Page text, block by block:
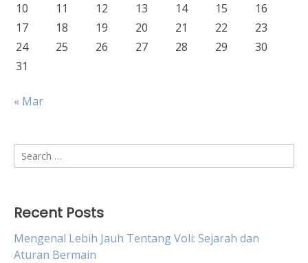
10
11 12 13 14 15
16
17
18 19 20 21 22
23
24
25 26 27 28 29
30
31
« Mar
Search
for:
Recent Posts
Mengenal Lebih Jauh Tentang Voli: Sejarah dan
Aturan Bermain